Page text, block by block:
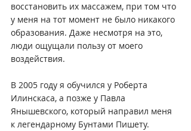
восстановить их массажем, при том что
у меня на тот момент не было никакого
образования. Даже несмотря на это,
люди ощущали пользу от моего
воздействия.
В 2005 году я обучился у Роберта
Илинскаса, а позже у Павла
Янышевского, который направил меня
к легендарному Бунтами Пишету.